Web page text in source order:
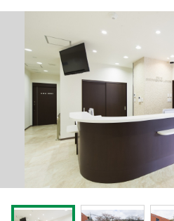
開業スタイル
開業スタイル TOP
医療モール開業
継承開業（医院継承）
新規開業（戸建て・テナント）
物件検索
コンサルタント
開業支援事例
開業支援事例
開業ノウハウ